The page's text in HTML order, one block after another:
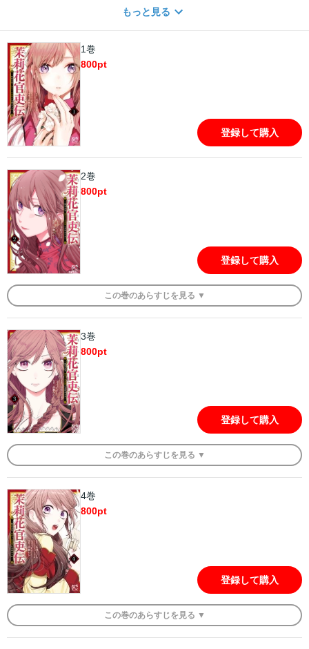
が……。優しくて気まぐれな皇帝との出会いが、少女の運命を変え
もっと見る
1巻
800pt
登録して購入
2巻
800pt
登録して購入
この巻のあらすじを 見る ▼
3巻
800pt
登録して購入
この巻のあらすじを 見る ▼
4巻
800pt
登録して購入
この巻のあらすじを 見る ▼